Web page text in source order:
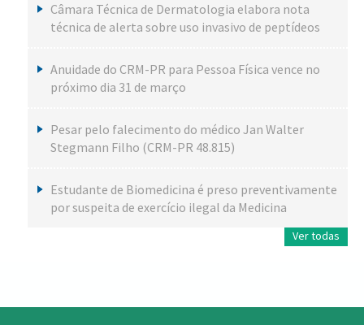
Câmara Técnica de Dermatologia elabora nota
técnica de alerta sobre uso invasivo de peptídeos
Anuidade do CRM-PR para Pessoa Física vence no
próximo dia 31 de março
Pesar pelo falecimento do médico Jan Walter
Stegmann Filho (CRM-PR 48.815)
Estudante de Biomedicina é preso preventivamente
por suspeita de exercício ilegal da Medicina
Ver todas